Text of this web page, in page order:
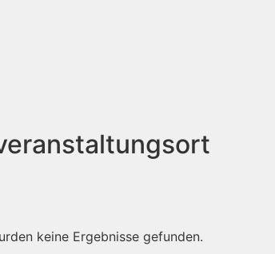
Hinweis
keine Ergebnisse gefunden.